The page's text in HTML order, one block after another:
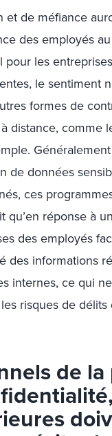
et de méfiance
des employés
pour les
le sentiment
formes de
distance, comme
de données
ces
qu’en réponse à
des employés
des informations
internes, ce qui
risques de
de